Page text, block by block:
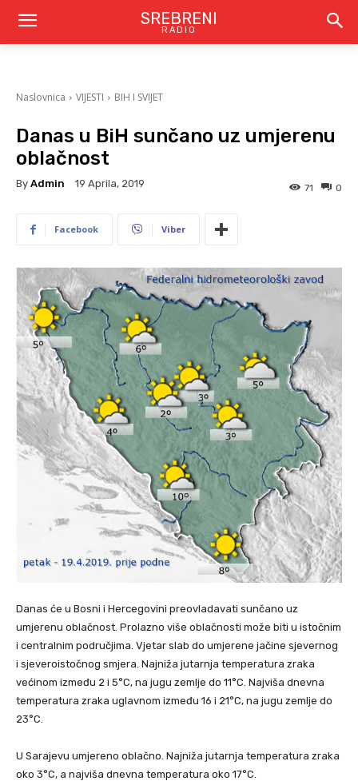
SREBRENI
RADIO
Naslovnica VIJESTI BIH I SVIJET
Danas u BiH sunčano uz umjerenu
oblačnost
By Admin 19 Aprila, 2019 0
71
Facebook Viber
Danas će u Bosni i Hercegovini preovladavati sunčano uz
umjerenu oblačnost. Prolazno više oblačnosti može biti u istočnim
i centralnim područjima. Vjetar slab do umjerene jačine sjevernog
i sjeveroistočnog smjera. Najniža jutarnja temperatura zraka
većinom između 2 i 5°C, na jugu zemlje do 11°C. Najviša dnevna
temperatura zraka uglavnom između 16 i 21°C, na jugu zemlje do
23°C.
U Sarajevu umjereno oblačno. Najniža jutarnja temperatura zraka
oko 3°C, a najviša dnevna temperatura oko 17°C.